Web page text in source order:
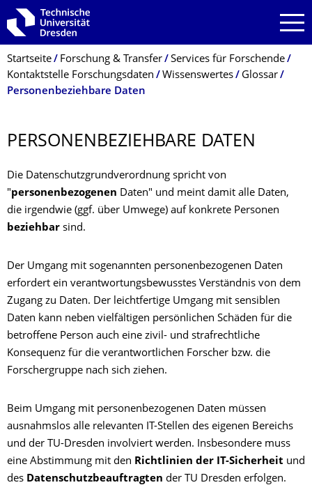
Zur Hauptnavigation springen
Zur Suche springen
Zum Inhalt springen
Breadcrumb-Menü
Startseite Forschung & Transfer
Services für Forschende
Kontaktstelle Forschungsdaten
Wissenswertes
Glossar
Personenbeziehbare Daten
PERSONENBEZIEH­BARE DATEN
Die Datenschutzgrundverordnung spricht von
"personenbezogenen Daten" und meint damit alle Daten,
die irgendwie (ggf. über Umwege) auf konkrete Personen
beziehbar sind.
Der Umgang mit sogenannten personenbezogenen Daten
erfordert ein verantwortungsbewusstes Verständnis von dem
Zugang zu Daten. Der leichtfertige Umgang mit sensiblen
Daten kann neben vielfältigen persönlichen Schäden für die
betroffene Person auch eine zivil- und strafrechtliche
Konsequenz für die verantwortlichen Forscher bzw. die
Forschergruppe nach sich ziehen.
Beim Umgang mit personenbezogenen Daten müssen
ausnahmslos alle relevanten IT-Stellen des eigenen Bereichs
und der TU-Dresden involviert werden. Insbesondere muss
eine Abstimmung mit den Richtlinien der IT-Sicherheit und
des Datenschutzbeauftragten der TU Dresden erfolgen.